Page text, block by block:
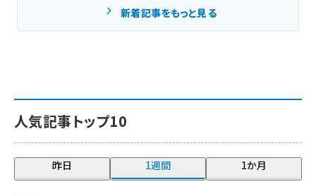
人気記事トップ10
昨日 1週間 1か月
新着記事をもっと見る